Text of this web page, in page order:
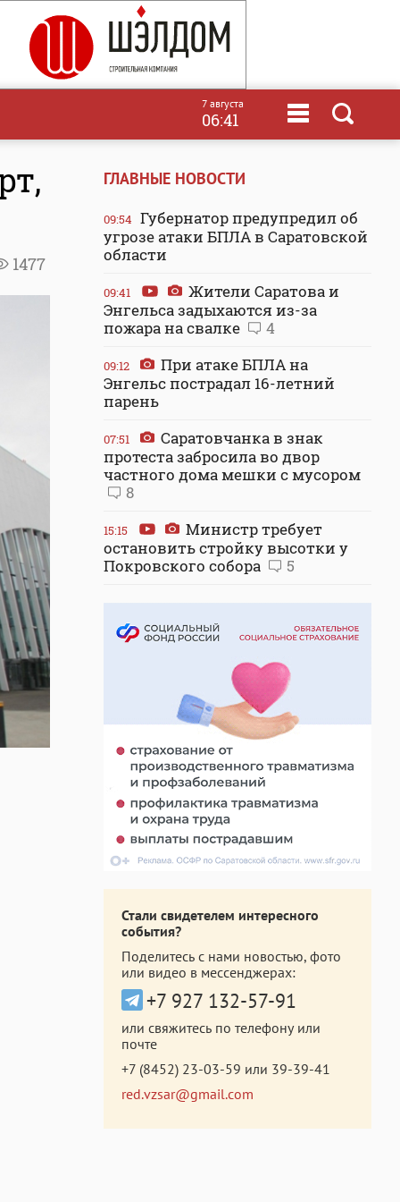
7 августа
06:41
1477
ГЛАВНЫЕ НОВОСТИ
09:54 Губернатор предупредил об
угрозе атаки БПЛА в Саратовской
области
09:41
Жители Саратова и
Энгельса задыхаются из-за
пожара на свалке
4
09:12
При атаке БПЛА на
Энгельс пострадал 16-летний
парень
07:51
Саратовчанка в знак
протеста забросила во двор
частного дома мешки с мусором
8
15:15
Министр требует
остановить стройку высотки у
Покровского собора
5
Стали свидетелем интересного
события?
Поделитесь с нами новостью, фото
или видео в мессенджерах:
+7 927 132-57-91
или свяжитесь по телефону или
почте
+7 (8452) 23-03-59 или 39-39-41
red.vzsar@gmail.com